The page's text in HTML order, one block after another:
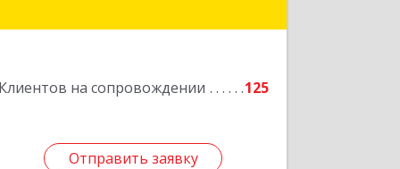
на сопровождении 125
Отправить заявку
Подробнее
Отправить заявку